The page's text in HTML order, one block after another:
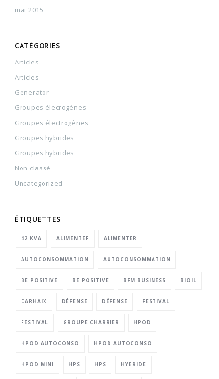
mai 2015
CATÉGORIES
Articles
Articles
Generator
Groupes élecrogènes
Groupes électrogènes
Groupes hybrides
Groupes hybrides
Non classé
Uncategorized
ÉTIQUETTES
42 KVA ALIMENTER ALIMENTER
AUTOCONSOMMATION AUTOCONSOMMATION
BE POSITIVE BE POSITIVE BFM BUSINESS BIOIL
CARHAIX DÉFENSE DÉFENSE FESTIVAL
FESTIVAL GROUPE CHARRIER HPOD
HPOD AUTOCONSO HPOD AUTOCONSO
HPOD MINI HPS HPS HYBRIDE